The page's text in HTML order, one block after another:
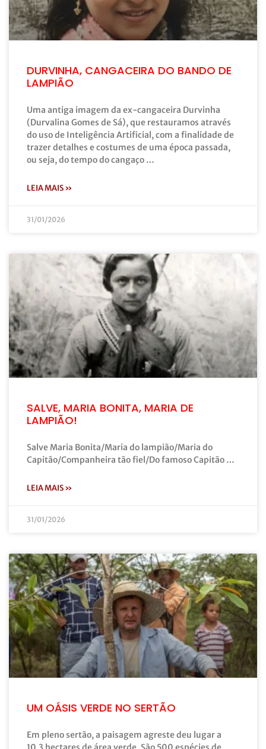
DURVINHA, CANGACEIRA DO BANDO DE
LAMPIÃO
Uma antiga imagem da ex-cangaceira Durvinha
(Durvalina Gomes de Sá), que restauramos através
do uso de Inteligência Artificial, com a finalidade de
trazer detalhes e costumes de uma época passada,
ou seja, do tempo do cangaço …
LEIA MAIS »
31/01/2026
SALVE, MARIA BONITA, MARIA DE
LAMPIÃO!
Salve Maria Bonita/Maria do lampião/Maria do
Capitão/Companheira tão fiel/Do famoso Capitão …
LEIA MAIS »
31/01/2026
UM OÁSIS VERDE NO SERTÃO
Em pleno sertão, a paisagem agreste deu lugar a